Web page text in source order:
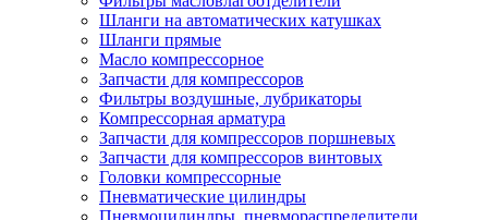
Шланги на автоматических катушках
Шланги прямые
Масло компрессорное
Запчасти для компрессоров
Фильтры воздушные, лубрикаторы
Компрессорная арматура
Запчасти для компрессоров поршневых
Запчасти для компрессоров винтовых
Головки компрессорные
Пневматические цилиндры
Пневмоцилиндры, пневмораспределители